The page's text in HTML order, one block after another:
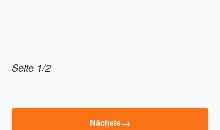
Seite 1/2
Nächste→